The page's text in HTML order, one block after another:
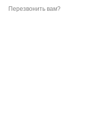
Перезвонить вам?